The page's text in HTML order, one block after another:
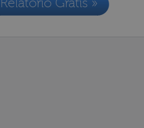
Relatório Grátis »